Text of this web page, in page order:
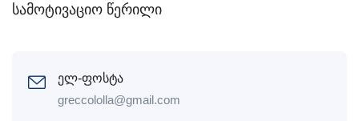
სამოტივაციო წერილი
ელ-ფოსტა
greccololla@gmail.com